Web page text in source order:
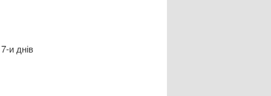
и днів